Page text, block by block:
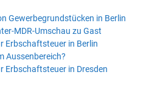
Gewerbegrundstücken in Berlin
MDR-Umschau zu Gast
Erbschaftsteuer in Berlin
Aussenbereich?
Erbschaftsteuer in Dresden